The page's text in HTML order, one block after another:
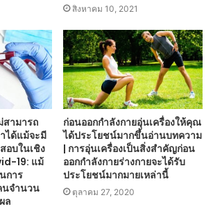
สิงหาคม 10, 2021
ามารถ
ได้แม้จะมี
อบในเชิง
19: แม้
การ
นจำนวน
ล
ก่อนออกกำลังกายอุ่นเครื่องให้คุณ
ได้ประโยชน์มากขึ้นอ่านบทความ
| การอุ่นเครื่องเป็นสิ่งสำคัญก่อน
ออกกำลังกายร่างกายจะได้รับ
ประโยชน์มากมายเหล่านี้
ตุลาคม 27, 2020